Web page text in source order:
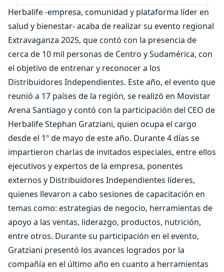
Herbalife -empresa, comunidad y plataforma líder en
salud y bienestar- acaba de realizar su evento regional
Extravaganza 2025, que contó con la presencia de
cerca de 10 mil personas de Centro y Sudamérica, con
el objetivo de entrenar y reconocer a los
Distribuidores Independientes. Este año, el evento que
reunió a 17 países de la región, se realizó en Movistar
Arena Santiago y contó con la participación del CEO de
Herbalife Stephan Gratziani, quien ocupa el cargo
desde el 1º de mayo de este año. Durante 4 días se
impartieron charlas de invitados especiales, entre ellos
ejecutivos y expertos de la empresa, ponentes
externos y Distribuidores Independientes líderes,
quienes llevaron a cabo sesiones de capacitación en
temas como: estrategias de negocio, herramientas de
apoyo a las ventas, liderazgo, productos, nutrición,
entre otros. Durante su participación en el evento,
Gratziani presentó los avances logrados por la
compañía en el último año en cuanto a herramientas